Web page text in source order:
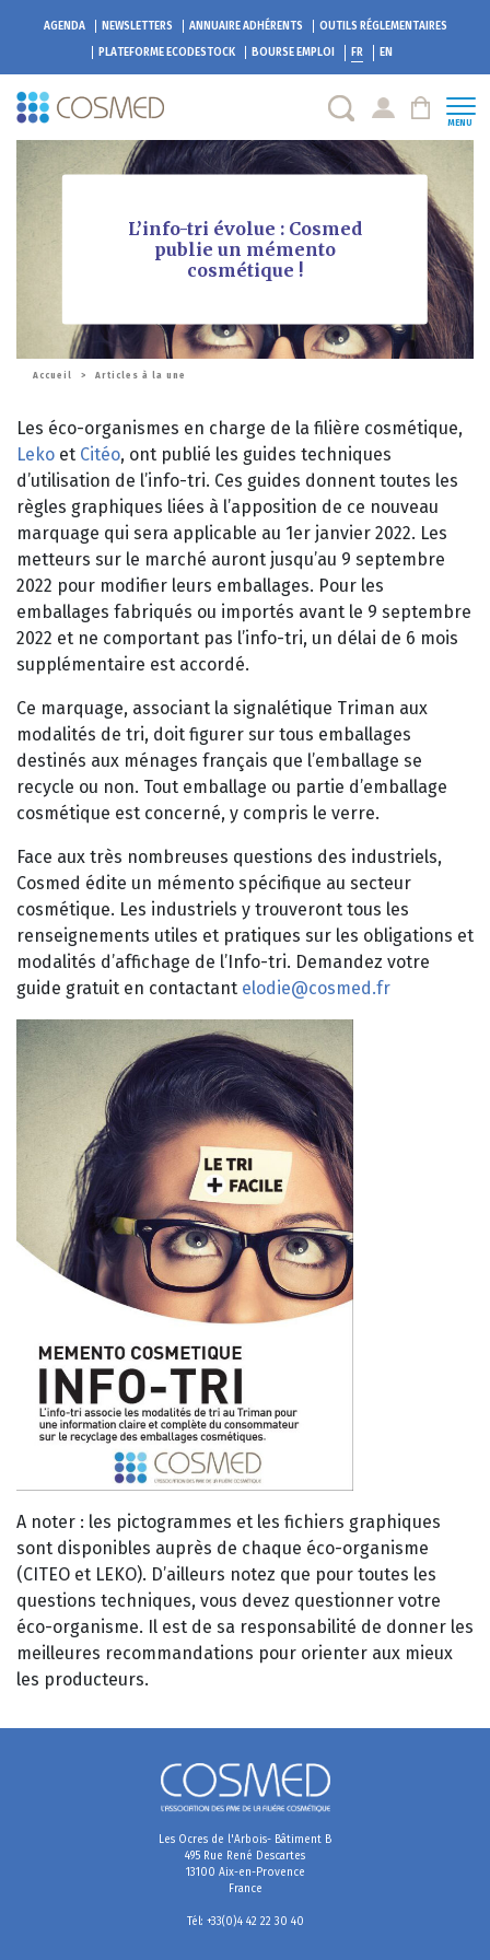
AGENDA NEWSLETTERS ANNUAIRE ADHÉRENTS
OUTILS RÉGLEMENTAIRES
PLATEFORME ECODESTOCK BOURSE EMPLOI FR EN
MENU
L’info-tri évolue : Cosmed
publie un mémento
cosmétique !
Accueil > Articles à la une
Les éco-organismes en charge de la filière cosmétique,
Leko et Citéo, ont publié les guides techniques
d’utilisation de l’info-tri. Ces guides donnent toutes les
règles graphiques liées à l’apposition de ce nouveau
marquage qui sera applicable au 1er janvier 2022. Les
metteurs sur le marché auront jusqu’au 9 septembre
2022 pour modifier leurs emballages. Pour les
emballages fabriqués ou importés avant le 9 septembre
2022 et ne comportant pas l’info-tri, un délai de 6 mois
supplémentaire est accordé.
Ce marquage, associant la signalétique Triman aux
modalités de tri, doit figurer sur tous emballages
destinés aux ménages français que l’emballage se
recycle ou non. Tout emballage ou partie d’emballage
cosmétique est concerné, y compris le verre.
Face aux très nombreuses questions des industriels,
Cosmed édite un mémento spécifique au secteur
cosmétique. Les industriels y trouveront tous les
renseignements utiles et pratiques sur les obligations et
modalités d’affichage de l’Info-tri. Demandez votre
guide gratuit en contactant elodie@cosmed.fr
A noter : les pictogrammes et les fichiers graphiques
sont disponibles auprès de chaque éco-organisme
(CITEO et LEKO). D’ailleurs notez que pour toutes les
questions techniques, vous devez questionner votre
éco-organisme. Il est de sa responsabilité de donner les
meilleures recommandations pour orienter aux mieux
les producteurs.
Les Ocres de l'Arbois- Bâtiment B
495 Rue René Descartes
13100 Aix-en-Provence
France
Tél: +33(0)4 42 22 30 40